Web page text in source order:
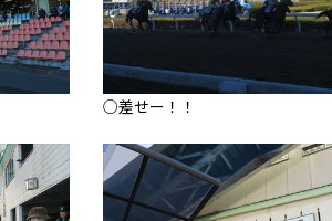
○差せー！！